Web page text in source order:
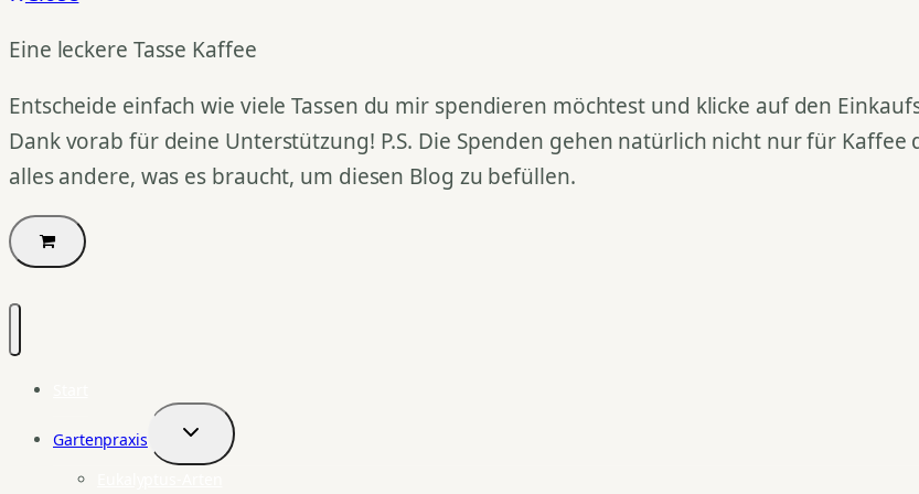
Eine leckere Tasse Kaffee
Entscheide einfach wie viele Tassen du mir spendieren möchtest und klicke auf den
Dank vorab für deine Unterstützung! P.S. Die Spenden gehen natürlich nicht nur für
alles andere, was es braucht, um diesen Blog zu befüllen.
Gartenpraxis
Untermenü
umschalten